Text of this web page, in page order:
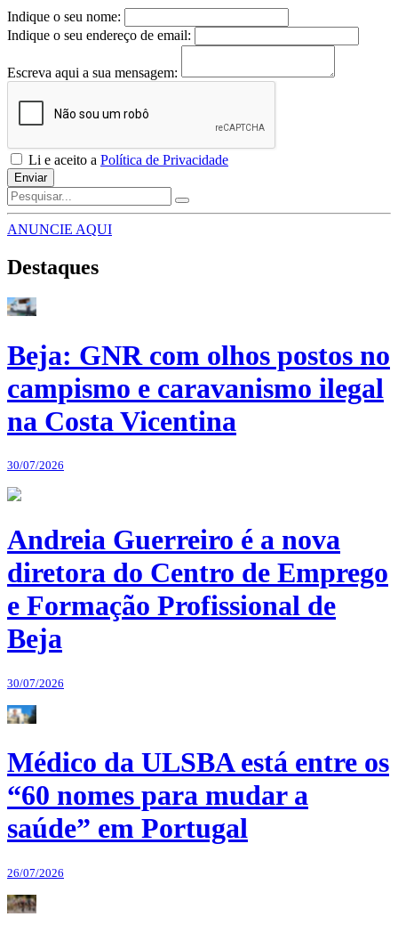
Indique o seu nome:
Indique o seu endereço de email:
Escreva aqui a sua mensagem:
Li e aceito a Política de Privacidade
Enviar
ANUNCIE AQUI
Destaques
Beja: GNR com olhos postos no
campismo e caravanismo ilegal
na Costa Vicentina
30/07/2026
Andreia Guerreiro é a nova
diretora do Centro de Emprego
e Formação Profissional de
Beja
30/07/2026
Médico da ULSBA está entre os
“60 nomes para mudar a
saúde” em Portugal
26/07/2026